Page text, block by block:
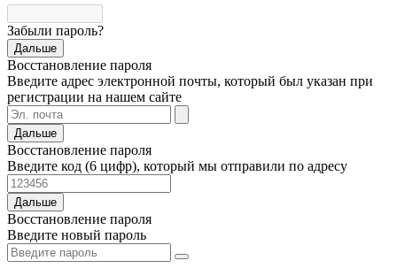
Забыли пароль?
Дальше
Восстановление пароля
Введите адрес электронной почты, который был указан при
регистрации на нашем сайте
Дальше
Восстановление пароля
Введите код (6 цифр), который мы отправили по адресу
Дальше
Восстановление пароля
Введите новый пароль